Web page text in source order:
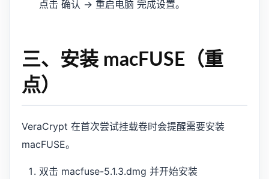
点击 确认 → 重启电脑 完成设置。
三、安装 macFUSE（重
点）
VeraCrypt 在首次尝试挂载卷时会提醒需要安装
macFUSE。
双击 macfuse-5.1.3.dmg 并开始安装